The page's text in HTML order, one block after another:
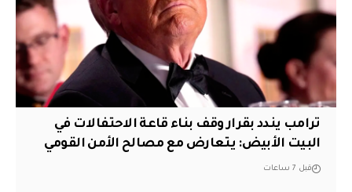
ترامب يندد بقرار وقف بناء قاعة الاحتفالات في
البيت الأبيض: يتعارض مع مصالح الأمن القومي
قبل 7 ساعات